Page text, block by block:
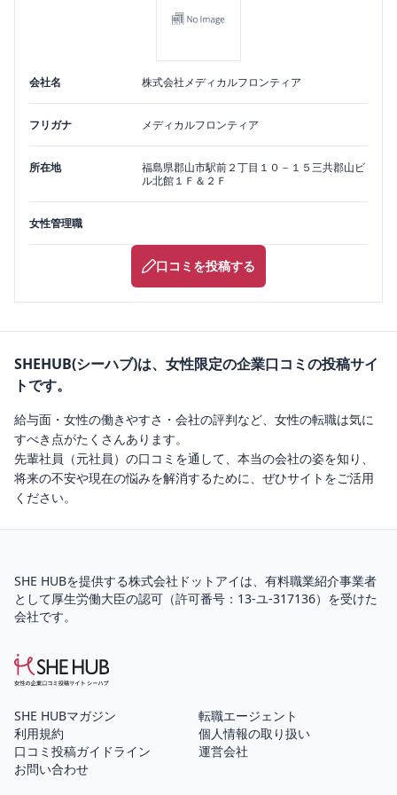
会社名 株式会社メディカルフロンティア
フリガナ メディカルフロンティア
所在地 福島県郡山市駅前２丁目１０－１５三共郡山ビ
ル北館１Ｆ＆２Ｆ
女性管理職
口コミを投稿する
SHEHUB(シーハブ)は、女性限定の企業口コミの投稿サイ
トです。
給与面・女性の働きやすさ・会社の評判など、女性の転職は気に
すべき点がたくさんあります。
先輩社員（元社員）の口コミを通して、本当の会社の姿を知り、
将来の不安や現在の悩みを解消するために、ぜひサイトをご活用
ください。
SHE HUBを提供する株式会社ドットアイは、 有料職業紹介事業者
として厚生労働大臣の認可（許可番号：13-ユ-317136）を受けた
会社です。
SHE HUBマガジン
転職エージェント
利用規約
個人情報の取り扱い
口コミ投稿ガイドライン
運営会社
お問い合わせ